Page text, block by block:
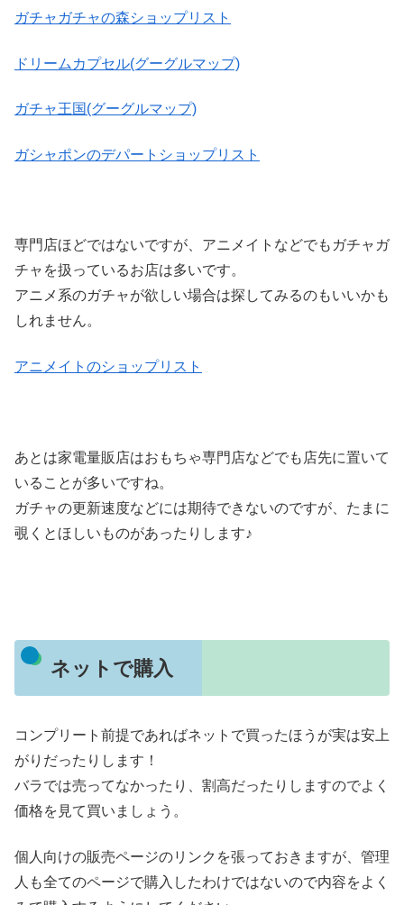
ガチャガチャの森ショップリスト
ドリームカプセル(グーグルマップ)
ガチャ王国(グーグルマップ)
ガシャポンのデパートショップリスト
専門店ほどではないですが、アニメイトなどでもガチャガ
チャを扱っているお店は多いです。
アニメ系のガチャが欲しい場合は探してみるのもいいかも
しれません。
アニメイトのショップリスト
あとは家電量販店はおもちゃ専門店などでも店先に置いて
いることが多いですね。
ガチャの更新速度などには期待できないのですが、たまに
覗くとほしいものがあったりします♪
ネットで購入
コンプリート前提であればネットで買ったほうが実は安上
がりだったりします！
バラでは売ってなかったり、割高だったりしますのでよく
価格を見て買いましょう。
個人向けの販売ページのリンクを張っておきますが、管理
人も全てのページで購入したわけではないので内容をよく